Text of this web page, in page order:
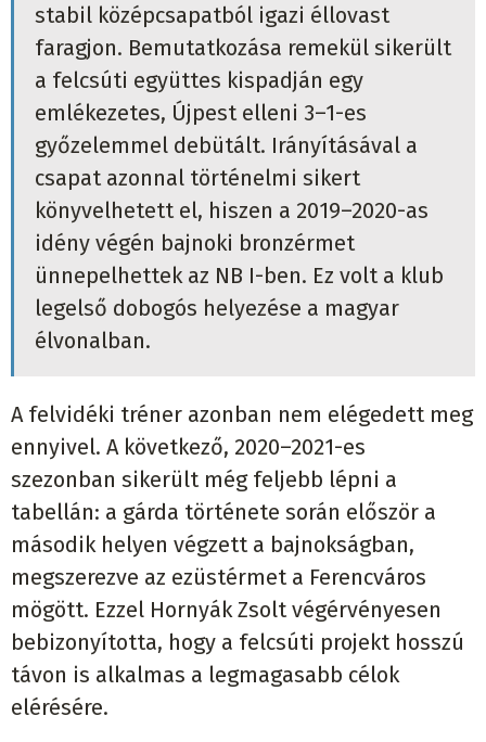
stabil középcsapatból igazi éllovast
faragjon. Bemutatkozása remekül sikerült
a felcsúti együttes kispadján egy
emlékezetes, Újpest elleni 3–1-es
győzelemmel debütált. Irányításával a
csapat azonnal történelmi sikert
könyvelhetett el, hiszen a 2019–2020-as
idény végén bajnoki bronzérmet
ünnepelhettek az NB I-ben. Ez volt a klub
legelső dobogós helyezése a magyar
élvonalban.
A felvidéki tréner azonban nem elégedett meg
ennyivel. A következő, 2020–2021-es
szezonban sikerült még feljebb lépni a
tabellán: a gárda története során először a
második helyen végzett a bajnokságban,
megszerezve az ezüstérmet a Ferencváros
mögött. Ezzel Hornyák Zsolt végérvényesen
bebizonyította, hogy a felcsúti projekt hosszú
távon is alkalmas a legmagasabb célok
elérésére.